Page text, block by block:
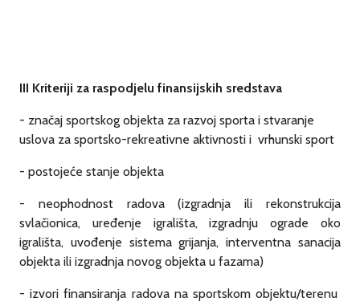
III Kriteriji za raspodjelu finansijskih sredstava
- značaj sportskog objekta za razvoj sporta i stvaranje
uslova za sportsko-rekreativne aktivnosti i vrhunski sport
- postojeće stanje objekta
- neophodnost radova (izgradnja ili rekonstrukcija
svlačionica, uređenje igrališta, izgradnju ograde oko
igrališta, uvođenje sistema grijanja, interventna sanacija
objekta ili izgradnja novog objekta u fazama)
- izvori finansiranja radova na sportskom objektu/terenu